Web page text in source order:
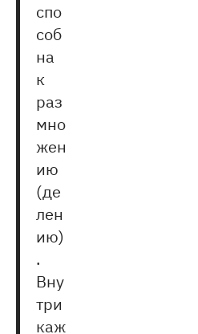
спо
соб
на
к
раз
мно
жен
ию
(де
лен
ию)
.
Вну
три
каж